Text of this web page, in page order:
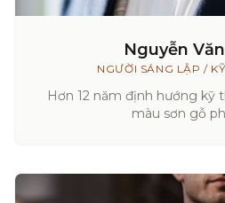
Nguyễn
NGƯỜI SÁNG LẬP /
Hơn 12 năm định hướng kỹ
màu sơn gỗ